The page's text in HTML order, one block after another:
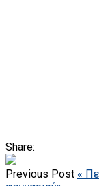
Share:
Previous Post «